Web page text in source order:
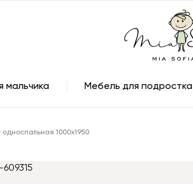
мальчика Мебель для подростка
односпальная 1000х1950